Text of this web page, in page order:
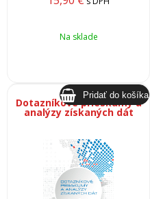
Na sklade
Dotazníkové prieskumy a
analýzy získaných dát